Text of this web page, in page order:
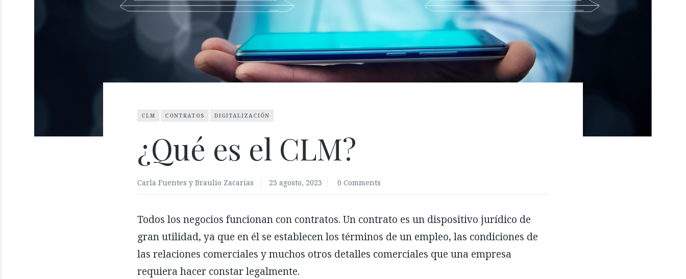
CLM CONTRATOS DIGITALIZACIÓN
¿Qué es el CLM?
Carla Fuentes y Braulio Zacarías 23 agosto, 2023 0 Comments
Todos los negocios funcionan con contratos. Un contrato es un dispositivo jurídico de
gran utilidad, ya que en él se establecen los términos de un empleo, las condiciones de
las relaciones comerciales y muchos otros detalles comerciales que una empresa
requiera hacer constar legalmente.